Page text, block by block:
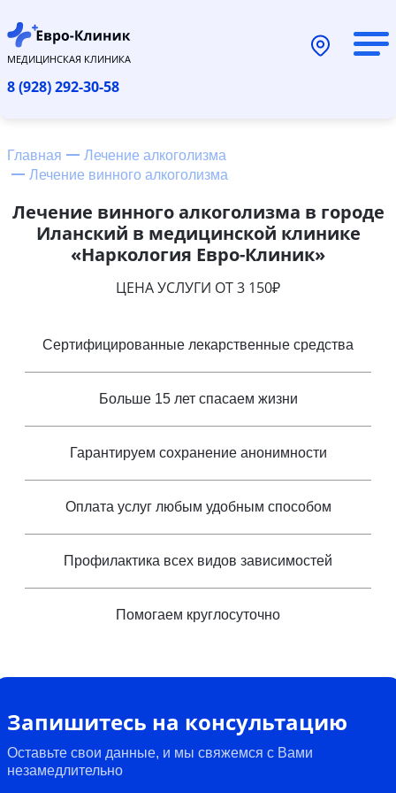
МЕДИЦИНСКАЯ КЛИНИКА
8 (928) 292-30-58
Главная
Лечение алкоголизма
Лечение винного алкоголизма
Лечение винного алкоголизма в городе
Иланский в медицинской клинике
«Наркология Евро-Клиник»
ЦЕНА УСЛУГИ ОТ 3 150₽
Сертифицированные лекарственные средства
Больше 15 лет спасаем жизни
Гарантируем сохранение анонимности
Оплата услуг любым удобным способом
Профилактика всех видов зависимостей
Помогаем круглосуточно
Запишитесь на консультацию
Оставьте свои данные, и мы свяжемся с Вами
незамедлительно